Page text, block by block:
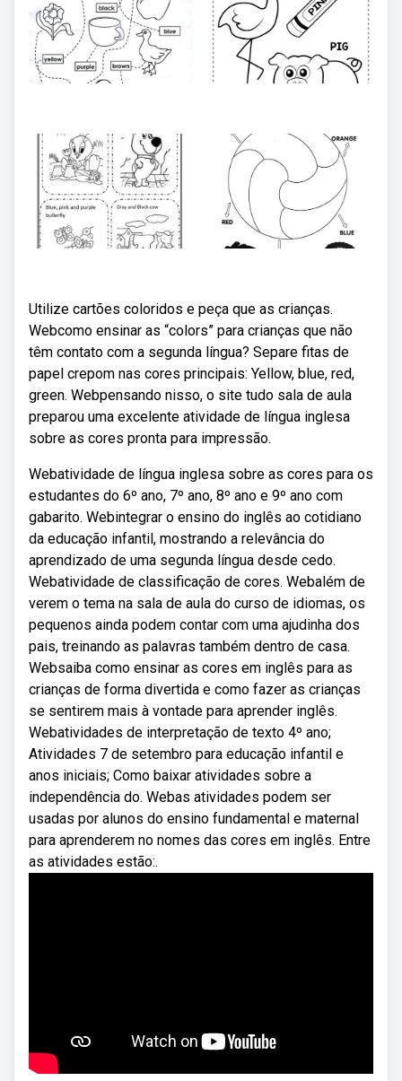
Utilize cartões coloridos e peça que as crianças.
Webcomo ensinar as “colors” para crianças que não
têm contato com a segunda língua? Separe fitas de
papel crepom nas cores principais: Yellow, blue, red,
green. Webpensando nisso, o site tudo sala de aula
preparou uma excelente atividade de língua inglesa
sobre as cores pronta para impressão.
Webatividade de língua inglesa sobre as cores para os
estudantes do 6º ano, 7º ano, 8º ano e 9º ano com
gabarito. Webintegrar o ensino do inglês ao cotidiano
da educação infantil, mostrando a relevância do
aprendizado de uma segunda língua desde cedo.
Webatividade de classificação de cores. Webalém de
verem o tema na sala de aula do curso de idiomas, os
pequenos ainda podem contar com uma ajudinha dos
pais, treinando as palavras também dentro de casa.
Websaiba como ensinar as cores em inglês para as
crianças de forma divertida e como fazer as crianças
se sentirem mais à vontade para aprender inglês.
Webatividades de interpretação de texto 4º ano;
Atividades 7 de setembro para educação infantil e
anos iniciais; Como baixar atividades sobre a
independência do. Webas atividades podem ser
usadas por alunos do ensino fundamental e maternal
para aprenderem no nomes das cores em inglês. Entre
as atividades estão:.